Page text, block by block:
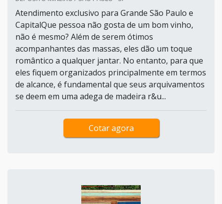
Atendimento exclusivo para Grande São Paulo e
CapitalQue pessoa não gosta de um bom vinho,
não é mesmo? Além de serem ótimos
acompanhantes das massas, eles dão um toque
romântico a qualquer jantar. No entanto, para que
eles fiquem organizados principalmente em termos
de alcance, é fundamental que seus arquivamentos
se deem em uma adega de madeira r&u...
Cotar agora